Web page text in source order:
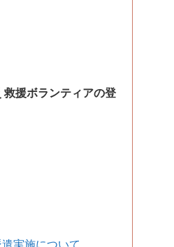
援ボランティアの登
(事務局)
実施について